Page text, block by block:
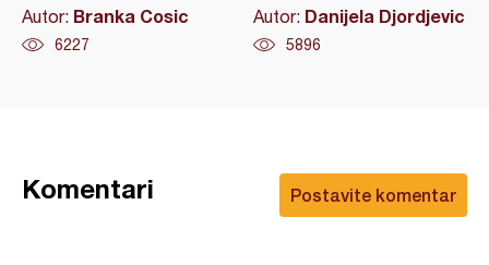
Autor: Branka Cosic
6227
Autor: Danijela Djordjevic
5896
Postavite komentar
Komentari